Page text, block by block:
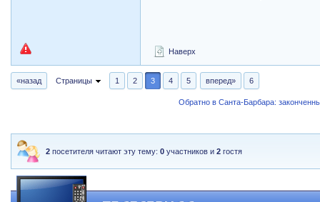
Наверх
«назад Страницы 1 2 3 4 5 вперед» 6
Обратно в Санта-Барбара:
2 посетителя читают эту тему:0 участников и2 гостя